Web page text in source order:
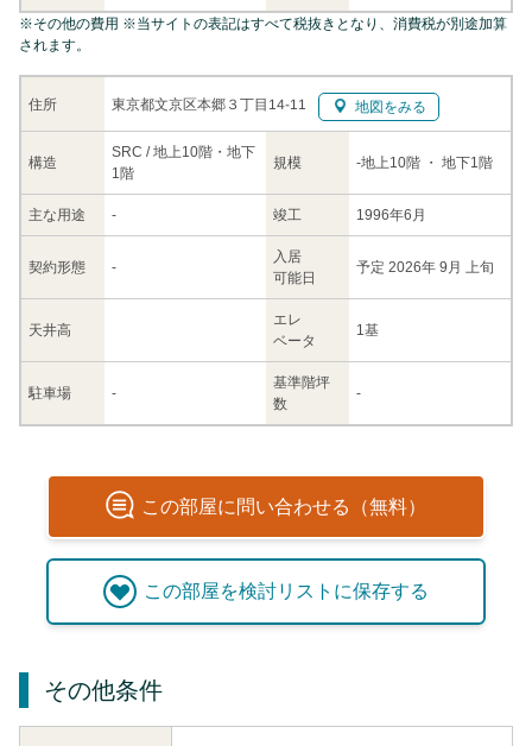
住所 東京都文京区本郷３丁目14-11 地図をみる
構造
SRC / 地上10階・地下
1階
規模 -地上10階 ・ 地下1階
主な用途 - 竣工 1996年6月
契約形態 -
入居
可能日
予定 2026年 9月 上旬
天井高
エレ
ベータ
1基
駐車場 -
基準階坪
数
-
※その他の費用 ※当サイトの表記はすべて税抜きとなり、消費税が別途加算
されます。
この部屋に問い合わせる（無料）
この部屋を検討リストに保存する
その他条件